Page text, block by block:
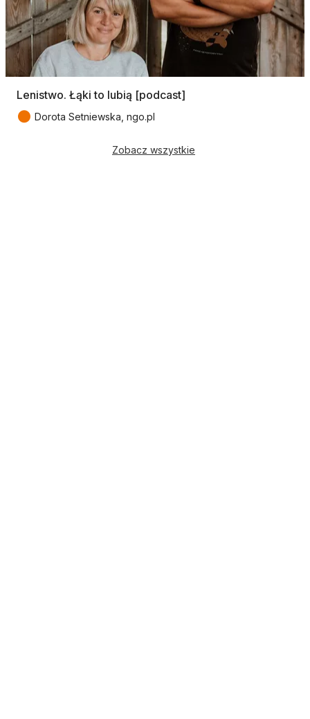
Lenistwo. Łąki to lubią [podcast]
● Dorota Setniewska, ngo.pl
Zobacz wszystkie